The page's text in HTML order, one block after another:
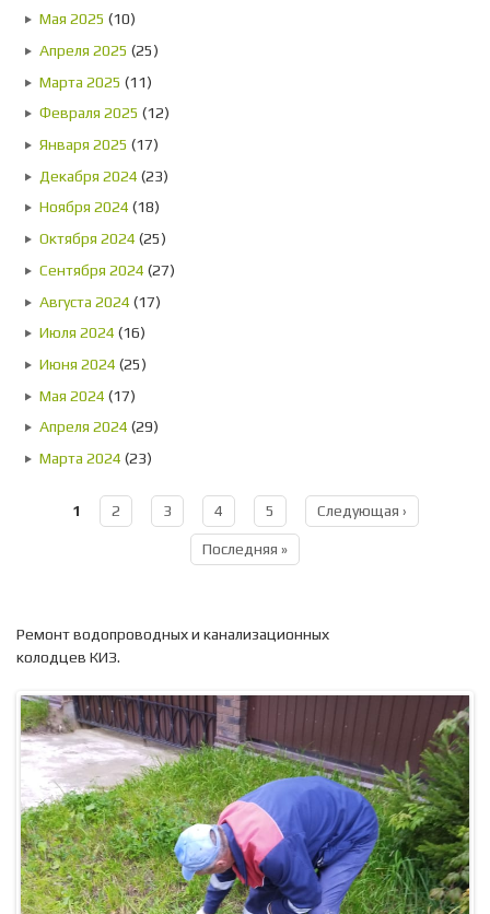
Мая 2025 (10)
Апреля 2025 (25)
Марта 2025 (11)
Февраля 2025 (12)
Января 2025 (17)
Декабря 2024 (23)
Ноября 2024 (18)
Октября 2024 (25)
Сентября 2024 (27)
Августа 2024 (17)
Июля 2024 (16)
Июня 2024 (25)
Мая 2024 (17)
Апреля 2024 (29)
Марта 2024 (23)
Страницы
1 2 3 4 5 Следующая ›
Последняя »
Ремонт водопроводных и канализационных
колодцев КИЗ.